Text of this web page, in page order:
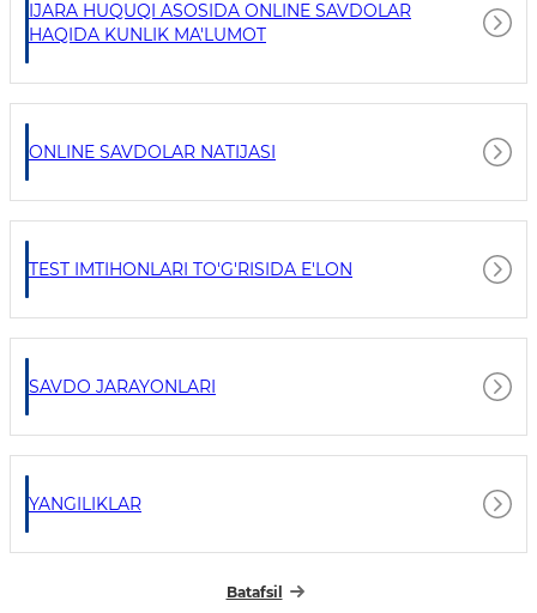
IJARA HUQUQI ASOSIDA ONLINE SAVDOLAR
HAQIDA KUNLIK MA'LUMOT
ONLINE SAVDOLAR NATIJASI
TEST IMTIHONLARI TO'G'RISIDA E'LON
SAVDO JARAYONLARI
YANGILIKLAR
Batafsil